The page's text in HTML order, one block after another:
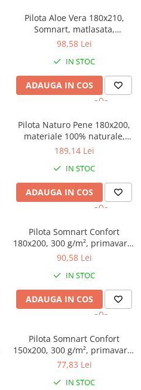
Pilota Aloe Vera 180x210,
Somnart, matlasata,
umplutura medie-groasa 300
toamna
98,58 Lei
IN STOC
ADAUGA IN COS
Pilota Naturo Pene 180x200,
materiale 100% naturale,
tesatura bumbac, mentine
189,14 Lei
IN STOC
ADAUGA IN COS
Pilota Somnart Confort
180x200, 300 g/m², primavara-
toamna
90,58 Lei
IN STOC
ADAUGA IN COS
Pilota Somnart Confort
150x200, 300 g/m², primavara-
toamna
77,83 Lei
IN STOC